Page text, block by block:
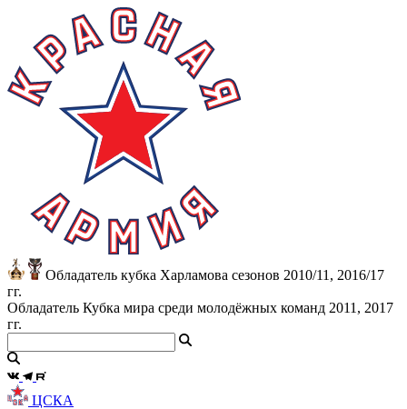
Обладатель кубка Харламова сезонов 2010/11, 2016/17
гг.
Обладатель Кубка мира среди молодёжных команд 2011, 2017
гг.
ЦСКА